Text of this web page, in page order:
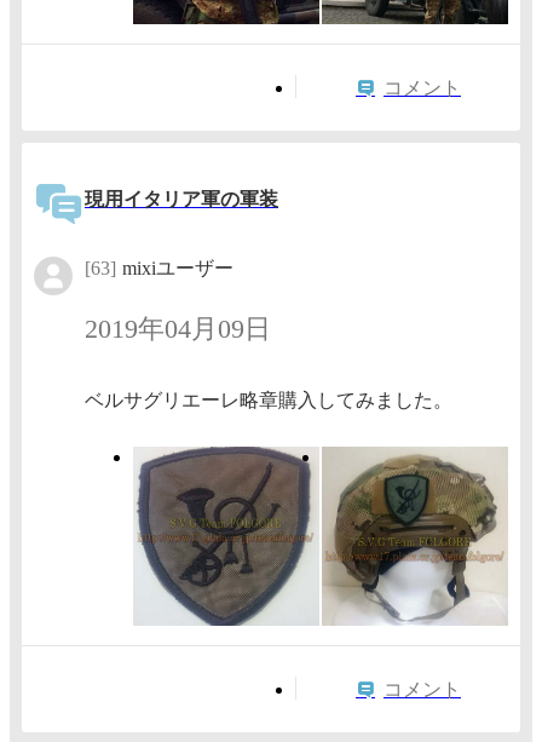
コメント
現用イタリア軍の軍装
[63] mixiユーザー
2019年04月09日
ベルサグリエーレ略章購入してみました。
コメント